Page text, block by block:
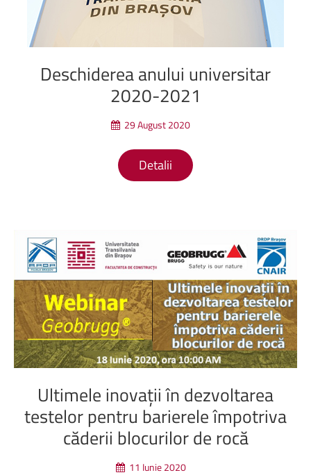
Deschidereaanului universitar
2020-2021
29 August 2020
Detalii
Ultimele inovații în dezvoltarea
testelorpentru bariereleîmpotriva
căderii blocurilorde rocă
11 Iunie 2020